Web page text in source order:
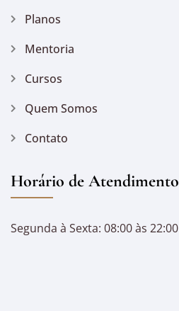
Planos
Mentoria
Cursos
Quem Somos
Contato
Horário de Atendimento
Segunda à Sexta: 08:00 às 22:00